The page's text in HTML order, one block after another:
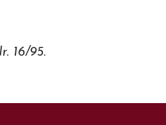
16/95.